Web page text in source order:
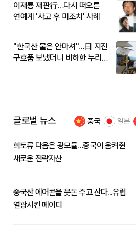
이재룡 재판行…다시 떠오른
연예계 '사고 후 미조치' 사례
"한국산 물은 안마셔"…日 지진
구호품 보냈더니 비하한 누리
글로벌 뉴스 중국 일본
희토류 다음은 광모듈…중국이 움켜쥔
새로운 전략자산
중국산 에어콘을 웃돈 주고 산다...유럽
열광시킨 메이디